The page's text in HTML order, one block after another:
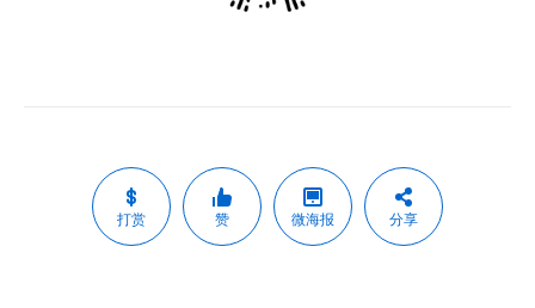
打赏 赞 微海报 分享